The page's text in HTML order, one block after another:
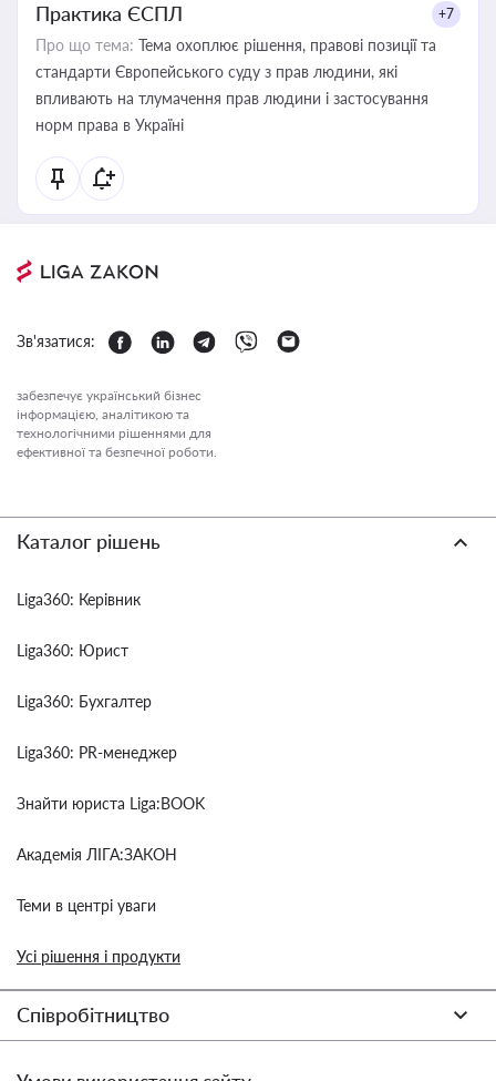
Практика ЄСПЛ +7
Про що тема: Тема охоплює рішення, правові позиції та
стандарти Європейського суду з прав людини, які
впливають на тлумачення прав людини і застосування
норм права в Україні
Зв'язатися:
забезпечує український бізнес
інформацією, аналітикою та
технологічними рішеннями для
ефективної та безпечної роботи.
Каталог рішень
Liga360: Керівник
Liga360: Юрист
Liga360: Бухгалтер
Liga360: PR-менеджер
Знайти юриста Liga:BOOK
Академія ЛІГА:ЗАКОН
Теми в центрі уваги
Усі рішення і продукти
Співробітництво